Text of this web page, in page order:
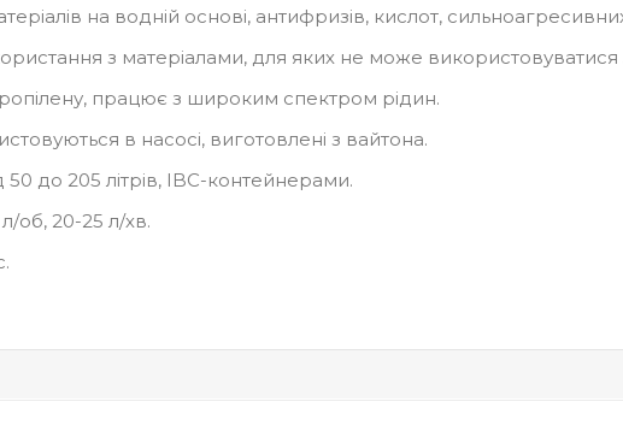
на водній основі, антифризів, кислот, сильноагресивних
з матеріалами, для яких не може
працює з широким спектром рідин.
в насосі, виготовлені з вайтона.
до 205 літрів, IBC-контейнерами.
об, 20-25 л/хв.